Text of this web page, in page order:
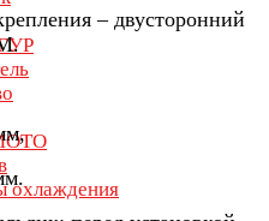
охлаждения
– двусторонний